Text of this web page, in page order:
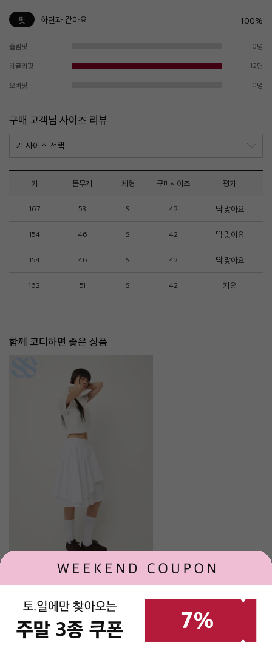
핏 화면과 같아요 100%
슬림핏 0명
레귤러핏 12명
오버핏 0명
구매 고객님 사이즈 리뷰
키 몸무게 체형 구매사이즈 평가
167 53 S 42 딱 맞아요
154 46 S 42 딱 맞아요
154 46 S 42 딱 맞아요
162 51 S 42 커요
함께 코디하면 좋은 상품
64,900 118,000